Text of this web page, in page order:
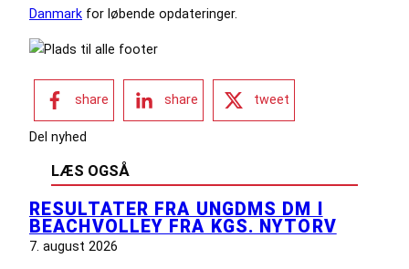
Danmark for løbende opdateringer.
share share tweet
Del nyhed
LÆS OGSÅ
RESULTATER FRA UNGDMS DM I
BEACHVOLLEY FRA KGS. NYTORV
7. august 2026